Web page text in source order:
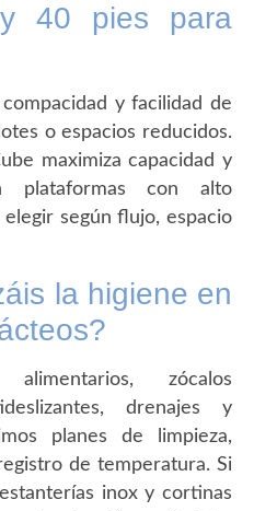
40 pies para
y facilidad de
o espacios reducidos.
maximiza capacidad y
plataformas con alto
según flujo, espacio
la higiene en
alimentarios, zócalos
drenajes y
planes de limpieza,
de temperatura. Si
inox y cortinas